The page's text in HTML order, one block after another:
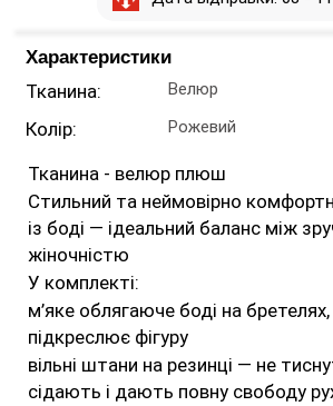
Характеристики
Тканина: Велюр
Колір: Рожевий
Тканина - велюр плюш
Стильний та неймовірно
із боді — ідеальний баланс між
жіночністю
У комплекті:
м’яке облягаюче боді на
підкреслює фігуру
вільні штани на резинці — не
сідають і дають повну свободу